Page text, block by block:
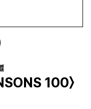
100〉